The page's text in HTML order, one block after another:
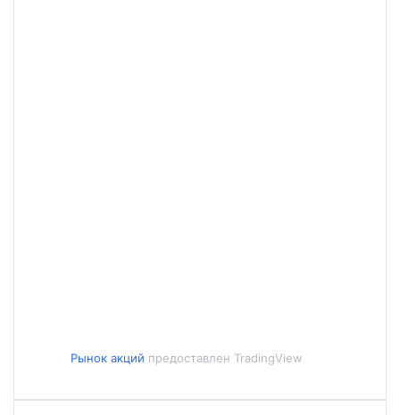
Рынок акций предоставлен TradingView